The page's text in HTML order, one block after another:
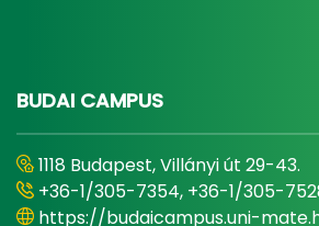
BUDAI CAMPUS
1118 Budapest, Villányi út 29-43.
+36-1/305-7354, +36-1/305-
https://budaicampus.uni-